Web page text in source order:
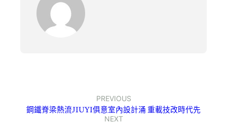
PREVIOUS
鋼鐵脊梁熱流JIUYI俱意室內設計涌 重載技改時代先
NEXT